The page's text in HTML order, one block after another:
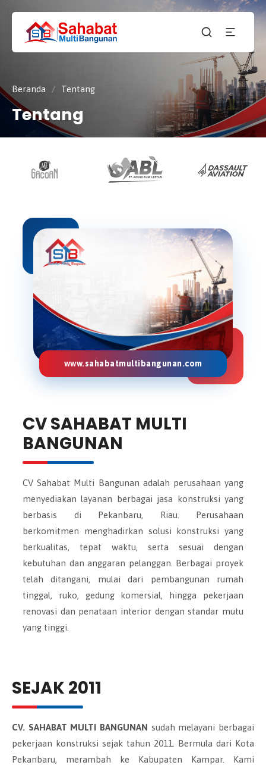
CV.
SAHABAT
MULTI
BANGUNAN
Sahabat
Pembangunan Anda
Beranda / Tentang
Tentang
www.sahabatmultibangunan.com
CV SAHABAT MULTI
BANGUNAN
CV Sahabat Multi Bangunan adalah perusahaan yang
menyediakan layanan berbagai jasa konstruksi yang
berbasis di Pekanbaru, Riau. Perusahaan
berkomitmen menghadirkan solusi konstruksi yang
berkualitas, tepat waktu, serta sesuai dengan
kebutuhan dan anggaran pelanggan. Berbagai proyek
telah ditangani, mulai dari pembangunan rumah
tinggal, ruko, gedung komersial, hingga pekerjaan
renovasi dan penataan interior dengan standar mutu
yang tinggi.
SEJAK 2011
CV. SAHABAT MULTI BANGUNAN sudah melayani berbagai
pekerjaan konstruksi sejak tahun 2011. Bermula dari Kota
Pekanbaru, merambah ke Kabupaten Kampar. Kami